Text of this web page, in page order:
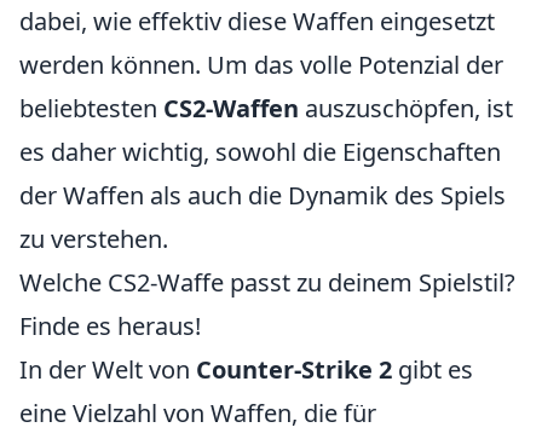
dabei, wie effektiv diese Waffen eingesetzt
werden können. Um das volle Potenzial der
beliebtesten CS2-Waffen auszuschöpfen, ist
es daher wichtig, sowohl die Eigenschaften
der Waffen als auch die Dynamik des Spiels
zu verstehen.
Welche CS2-Waffe passt zu deinem Spielstil?
Finde es heraus!
In der Welt von Counter-Strike 2 gibt es
eine Vielzahl von Waffen, die für